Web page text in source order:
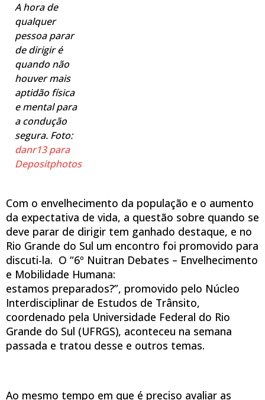
A hora de
qualquer
pessoa parar
de dirigir é
quando não
houver mais
aptidão física
e mental para
a condução
segura. Foto:
danr13 para
Depositphotos
Com o envelhecimento da população e o aumento
da expectativa de vida, a questão sobre quando se
deve parar de dirigir tem ganhado destaque, e no
Rio Grande do Sul um encontro foi promovido para
discuti-la. O “6º Nuitran Debates – Envelhecimento
e Mobilidade Humana:
estamos preparados?”, promovido pelo Núcleo
Interdisciplinar de Estudos de Trânsito,
coordenado pela Universidade Federal do Rio
Grande do Sul (UFRGS), aconteceu na semana
passada e tratou desse e outros temas.
Ao mesmo tempo em que é preciso avaliar as